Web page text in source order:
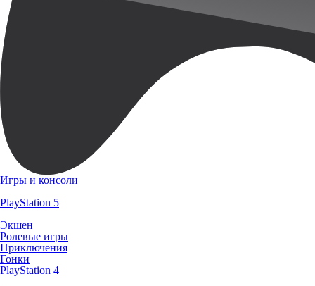
Игры и консоли
PlayStation 5
Экшен
Ролевые игры
Приключения
Гонки
PlayStation 4